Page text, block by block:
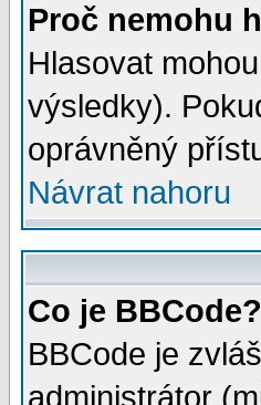
Proč nemohu
Hlasovat
výsledky).
oprávněný
Návrat nahoru
Co je BBCode?
BBCode je
administrátor